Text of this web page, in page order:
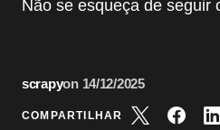
Não se esqueça de seguir
scrapyon 14/12/2025
COMPARTILHAR